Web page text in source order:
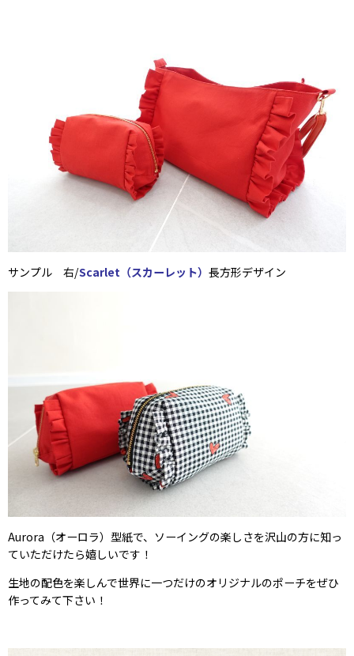
サンプル 右/Scarlet（スカーレット） 長方形デザイン
Aurora（オーロラ）型紙で、ソーイングの楽しさを沢山の方に知っ
ていただけたら嬉しいです！
生地の配色を楽しんで世界に一つだけのオリジナルのポーチをぜひ
作ってみて下さい！